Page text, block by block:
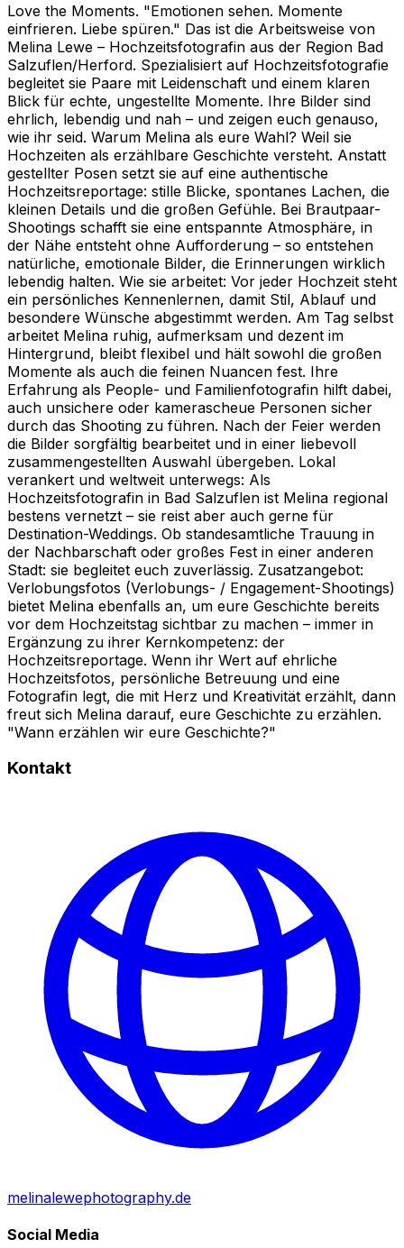
Love the Moments. "Emotionen sehen. Momente
einfrieren. Liebe spüren." Das ist die Arbeitsweise von
Melina Lewe – Hochzeitsfotografin aus der Region Bad
Salzuflen/Herford. Spezialisiert auf Hochzeitsfotografie
begleitet sie Paare mit Leidenschaft und einem klaren
Blick für echte, ungestellte Momente. Ihre Bilder sind
ehrlich, lebendig und nah – und zeigen euch genauso,
wie ihr seid. Warum Melina als eure Wahl? Weil sie
Hochzeiten als erzählbare Geschichte versteht. Anstatt
gestellter Posen setzt sie auf eine authentische
Hochzeitsreportage: stille Blicke, spontanes Lachen, die
kleinen Details und die großen Gefühle. Bei Brautpaar-
Shootings schafft sie eine entspannte Atmosphäre, in
der Nähe entsteht ohne Aufforderung – so entstehen
natürliche, emotionale Bilder, die Erinnerungen wirklich
lebendig halten. Wie sie arbeitet: Vor jeder Hochzeit steht
ein persönliches Kennenlernen, damit Stil, Ablauf und
besondere Wünsche abgestimmt werden. Am Tag selbst
arbeitet Melina ruhig, aufmerksam und dezent im
Hintergrund, bleibt flexibel und hält sowohl die großen
Momente als auch die feinen Nuancen fest. Ihre
Erfahrung als People- und Familienfotografin hilft dabei,
auch unsichere oder kamerascheue Personen sicher
durch das Shooting zu führen. Nach der Feier werden
die Bilder sorgfältig bearbeitet und in einer liebevoll
zusammengestellten Auswahl übergeben. Lokal
verankert und weltweit unterwegs: Als
Hochzeitsfotografin in Bad Salzuflen ist Melina regional
bestens vernetzt – sie reist aber auch gerne für
Destination-Weddings. Ob standesamtliche Trauung in
der Nachbarschaft oder großes Fest in einer anderen
Stadt: sie begleitet euch zuverlässig. Zusatzangebot:
Verlobungsfotos (Verlobungs- / Engagement-Shootings)
bietet Melina ebenfalls an, um eure Geschichte bereits
vor dem Hochzeitstag sichtbar zu machen – immer in
Ergänzung zu ihrer Kernkompetenz: der
Hochzeitsreportage. Wenn ihr Wert auf ehrliche
Hochzeitsfotos, persönliche Betreuung und eine
Fotografin legt, die mit Herz und Kreativität erzählt, dann
freut sich Melina darauf, eure Geschichte zu erzählen.
"Wann erzählen wir eure Geschichte?"
Kontakt
melinalewephotography.de
Social Media